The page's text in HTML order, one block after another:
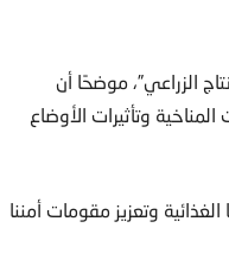
الزراعي”، موضحًا أن
وتأثيرات الأوضاع
وتعزيز مقومات أمننا